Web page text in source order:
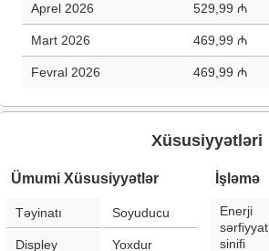
Aprel 2026 529,99 ₼
Mart 2026 469,99 ₼
Fevral 2026 469,99 ₼
Xüsusiyyətləri
Ümumi Xüsusiyyətlər
Təyinatı Soyuducu
Displey Yoxdur
İşləmə
Enerji
sərfiyyat
sinifi